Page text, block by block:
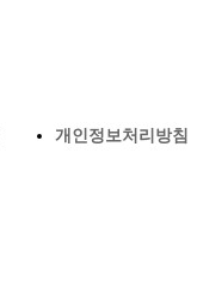
개인정보처리방침